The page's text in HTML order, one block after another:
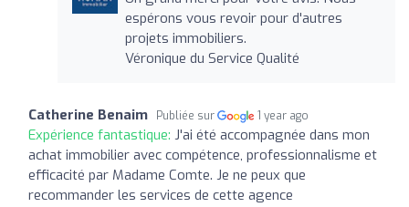
espérons vous revoir pour d'autres
projets immobiliers.
Véronique du Service Qualité
Catherine Benaim Publiée sur 1 year ago
Expérience fantastique: J'ai été accompagnée dans mon
achat immobilier avec compétence, professionnalisme et
efficacité par Madame Comte. Je ne peux que
recommander les services de cette agence